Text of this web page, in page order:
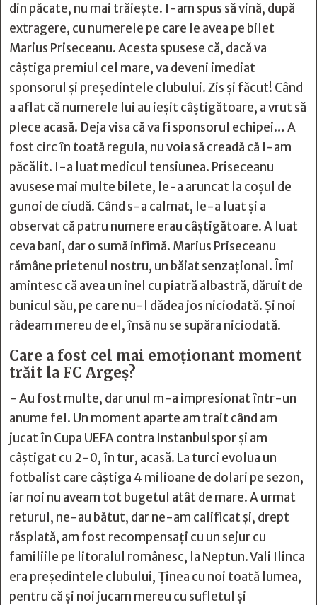
din păcate, nu mai trăiește. I-am spus să vină, după
extragere, cu numerele pe care le avea pe bilet
Marius Priseceanu. Acesta spusese că, dacă va
câștiga premiul cel mare, va deveni imediat
sponsorul și președintele clubului. Zis și făcut! Când
a aflat că numerele lui au ieșit câștigătoare, a vrut să
plece acasă. Deja visa că va fi sponsorul echipei… A
fost circ în toată regula, nu voia să creadă că l-am
păcălit. I-a luat medicul tensiunea. Priseceanu
avusese mai multe bilete, le-a aruncat la coșul de
gunoi de ciudă. Când s-a calmat, le-a luat și a
observat că patru numere erau câștigătoare. A luat
ceva bani, dar o sumă infimă. Marius Priseceanu
rămâne prietenul nostru, un băiat senzațional. Îmi
amintesc că avea un inel cu piatră albastră, dăruit de
bunicul său, pe care nu-l dădea jos niciodată. Și noi
râdeam mereu de el, însă nu se supăra niciodată.
Care a fost cel mai emoționant moment
trăit la FC Argeș?
- Au fost multe, dar unul m-a impresionat într-un
anume fel. Un moment aparte am trait când am
jucat în Cupa UEFA contra Instanbulspor și am
câștigat cu 2-0, în tur, acasă. La turci evolua un
fotbalist care câștiga 4 milioane de dolari pe sezon,
iar noi nu aveam tot bugetul atât de mare. A urmat
returul, ne-au bătut, dar ne-am calificat și, drept
răsplată, am fost recompensați cu un sejur cu
familiile pe litoralul românesc, la Neptun. Vali Ilinca
era președintele clubului, Ținea cu noi toată lumea,
pentru că și noi jucam mereu cu sufletul și